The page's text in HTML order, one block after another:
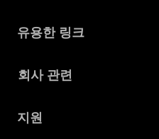
윈도우 데이터 복구
파티션 관리 도구
중복 파일 찾기 및 제거
유용한 링크
꿀팁 모음
맥 복구 솔루션
회사 관련
회사소개
지원